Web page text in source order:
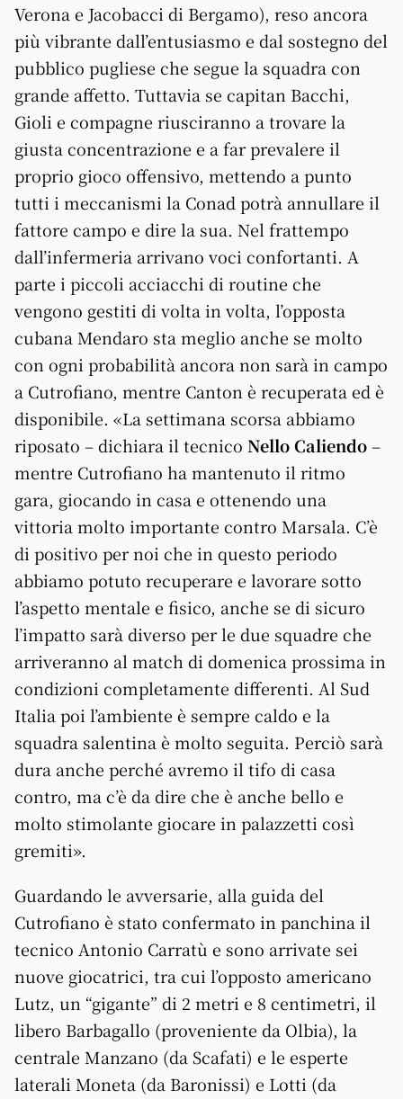
Verona e Jacobacci di Bergamo), reso ancora
più vibrante dall’entusiasmo e dal sostegno del
pubblico pugliese che segue la squadra con
grande affetto. Tuttavia se capitan Bacchi,
Gioli e compagne riusciranno a trovare la
giusta concentrazione e a far prevalere il
proprio gioco offensivo, mettendo a punto
tutti i meccanismi la Conad potrà annullare il
fattore campo e dire la sua. Nel frattempo
dall’infermeria arrivano voci confortanti. A
parte i piccoli acciacchi di routine che
vengono gestiti di volta in volta, l’opposta
cubana Mendaro sta meglio anche se molto
con ogni probabilità ancora non sarà in campo
a Cutrofiano, mentre Canton è recuperata ed è
disponibile. «La settimana scorsa abbiamo
riposato – dichiara il tecnico Nello Caliendo–
mentre Cutrofiano ha mantenuto il ritmo
gara, giocando in casa e ottenendo una
vittoria molto importante contro Marsala. C’è
di positivo per noi che in questo periodo
abbiamo potuto recuperare e lavorare sotto
l’aspetto mentale e fisico, anche se di sicuro
l’impatto sarà diverso per le due squadre che
arriveranno al match di domenica prossima in
condizioni completamente differenti. Al Sud
Italia poi l’ambiente è sempre caldo e la
squadra salentina è molto seguita. Perciò sarà
dura anche perché avremo il tifo di casa
contro, ma c’è da dire che è anche bello e
molto stimolante giocare in palazzetti così
gremiti».
Guardando le avversarie, alla guida del
Cutrofiano è stato confermato in panchina il
tecnico Antonio Carratù e sono arrivate sei
nuove giocatrici, tra cui l’opposto americano
Lutz, un “gigante” di 2 metri e 8 centimetri, il
libero Barbagallo (proveniente da Olbia), la
centrale Manzano (da Scafati) e le esperte
laterali Moneta (da Baronissi) e Lotti (da